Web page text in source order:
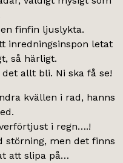
finfin ljuslykta.
inredningsinspon letat
så härligt.
allt bli. Ni ska få se!
kvällen i rad, hanns
i regn….!
störning, men det finns
att slipa på…